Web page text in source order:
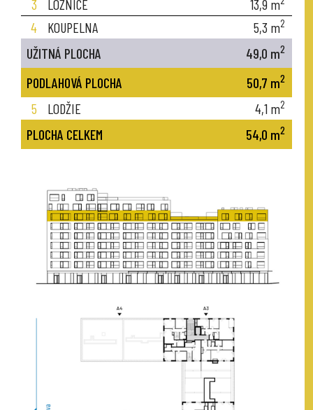
3 LOŽNICE 13,9 m
4 KOUPELNA 5,3 m2
UŽITNÁ PLOCHA 49,0 m2
PODLAHOVÁ PLOCHA 50,7 m2
5 LODŽIE 4,1 m2
PLOCHA CELKEM 54,0 m2